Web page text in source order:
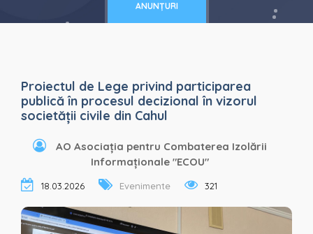
ANUNȚURI
Proiectul de Lege privind participarea
publică în procesul decizional în vizorul
societății civile din Cahul
AO Asociația pentru Combaterea Izolării
Informaționale "ECOU"
18.03.2026 Evenimente 321